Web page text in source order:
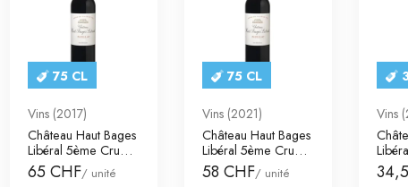
75 CL
Vins (2017)
Château Haut Bages
Libéral 5ème Cru
Classé Pauill
65 CHF/ unité
75 CL
Vins (2021)
Château Haut Bages
Libéral 5ème Cru
Classé Pauill
58 CHF/ unité
Vins